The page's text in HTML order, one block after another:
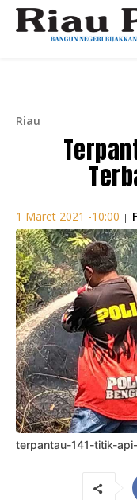
Riau
1 Maret 2021 -10:00 |
terpantau-141-titik-